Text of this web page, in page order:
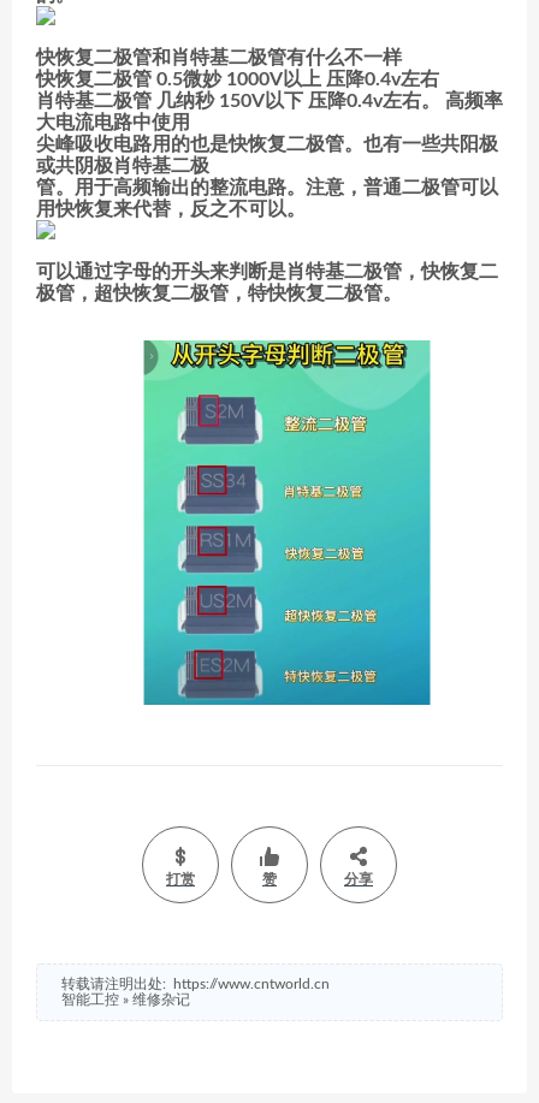
快恢复二极管和肖特基二极管有什么不一样
快恢复二极管 0.5微妙 1000V以上 压降0.4v左右
肖特基二极管 几纳秒 150V以下 压降0.4v左右。 高频率
大电流电路中使用
尖峰吸收电路用的也是快恢复二极管。也有一些共阳极
或共阴极肖特基二极
管。用于高频输出的整流电路。注意，普通二极管可以
用快恢复来代替，反之不可以。
可以通过字母的开头来判断是肖特基二极管，快恢复二
极管，超快恢复二极管，特快恢复二极管。
打赏 赞 分享
转载请注明出处:
https://www.cntworld.cn
智能工控 » 维修杂记